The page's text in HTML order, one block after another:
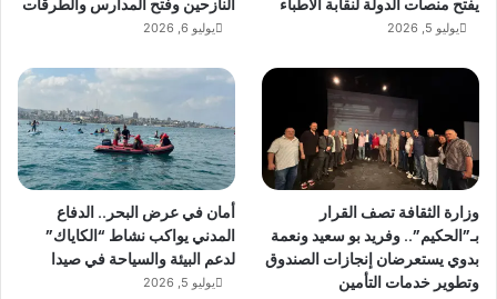
يوليو 6, 2026 يوليو 5, 2026
أمان في عرض البحر.. الدفاع
المدني يواكب نشاط “الكاياك”
لدعم البيئة والسياحة في صيدا
يوليو 5, 2026
وزارة الثقافة تصف القرار
بـ”الحكيم”.. وفريد بو سعيد ونعمة
بدوي يستعرضان إنجازات الصندوق
وتطوير خدمات التأمين